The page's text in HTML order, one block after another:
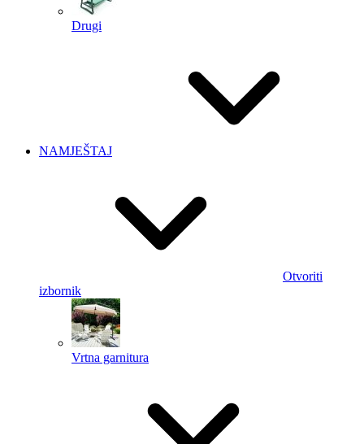
Drugi
NAMJEŠTAJ
Otvoriti
izbornik
Vrtna garnitura